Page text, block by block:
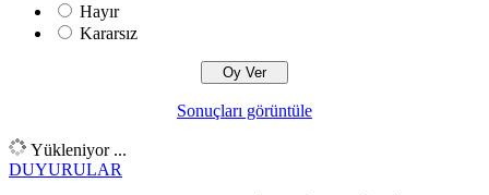
Hayır
Kararsız
Sonuçları görüntüle
Yükleniyor ...
DUYURULAR